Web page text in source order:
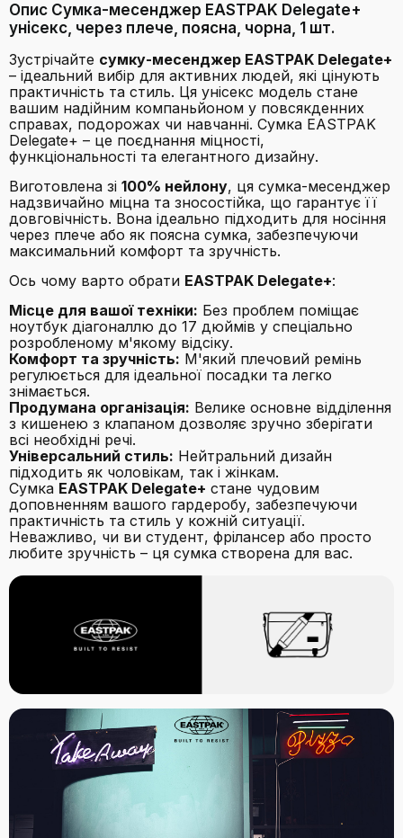
Опис Сумка-месенджер EASTPAK Delegate+
унісекс, через плече, поясна, чорна, 1 шт.
Зустрічайте сумку-месенджер EASTPAK Delegate+
– ідеальний вибір для активних людей, які цінують
практичність та стиль. Ця унісекс модель стане
вашим надійним компаньйоном у повсякденних
справах, подорожах чи навчанні. Сумка EASTPAK
Delegate+ – це поєднання міцності,
функціональності та елегантного дизайну.
Виготовлена зі 100% нейлону, ця сумка-месенджер
надзвичайно міцна та зносостійка, що гарантує її
довговічність. Вона ідеально підходить для носіння
через плече або як поясна сумка, забезпечуючи
максимальний комфорт та зручність.
Ось чому варто обрати EASTPAK Delegate+:
Місце для вашої техніки: Без проблем поміщає
ноутбук діагоналлю до 17 дюймів у спеціально
розробленому м'якому відсіку.
Комфорт та зручність: М'який плечовий ремінь
регулюється для ідеальної посадки та легко
знімається.
Продумана організація: Велике основне відділення
з кишенею з клапаном дозволяє зручно зберігати
всі необхідні речі.
Універсальний стиль: Нейтральний дизайн
підходить як чоловікам, так і жінкам.
Сумка EASTPAK Delegate+ стане чудовим
доповненням вашого гардеробу, забезпечуючи
практичність та стиль у кожній ситуації.
Неважливо, чи ви студент, фрілансер або просто
любите зручність – ця сумка створена для вас.